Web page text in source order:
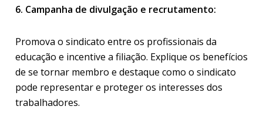
6. Campanha de divulgação e recrutamento:
Promova o sindicato entre os profissionais da
educação e incentive a filiação. Explique os benefícios
de se tornar membro e destaque como o sindicato
pode representar e proteger os interesses dos
trabalhadores.